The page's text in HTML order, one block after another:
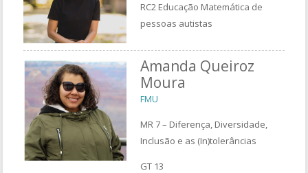
RC2 Educação Matemática de
pessoas autistas
Amanda Queiroz
Moura
FMU
MR 7 – Diferença, Diversidade,
Inclusão e as (In)tolerâncias
GT 13